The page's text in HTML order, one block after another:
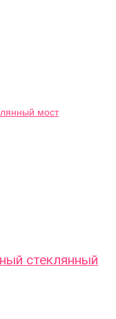
стеклянный